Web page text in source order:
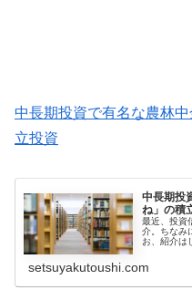
中長期投資で有名な農林
立投資
中長期投
ね」の積
最近、投資
介。ちなみ
お、紹介は
setsuyakutoushi.com